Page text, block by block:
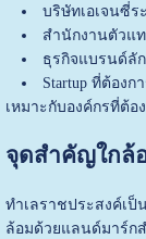
บริษัทเอเจนซี่ร
สำนักงานตัวแท
ธุรกิจแบรนด์ลั
Startup ที่ต้อง
เหมาะกับองค์กรที่ต้
จุดสำคัญใกล้
ทำเลราชประสงค์เป็
ล้อมด้วยแลนด์มาร์ก